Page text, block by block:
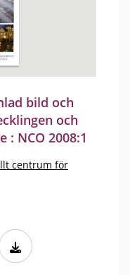
bild och
och
: NCO 2008:1
centrum för